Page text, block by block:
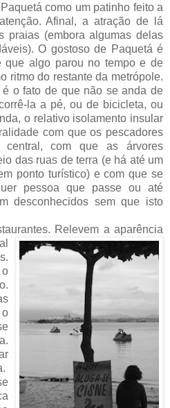
como um patinho feito a
Afinal, a atração de lá
praias (embora algumas delas
O gostoso de Paquetá é
que algo parou no tempo e de
ritmo do restante da metrópole.
o fato de que não se anda de
la a pé, ou de bicicleta, ou
o relativo isolamento insular
com que os pescadores
com que as árvores
das ruas de terra (e há até um
ponto turístico) e com que se
pessoa que passe ou até
desconhecidos sem que isto
Relevem a aparência
o